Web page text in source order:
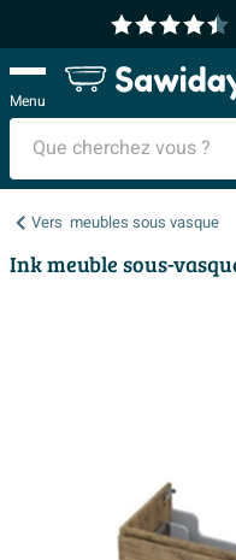
Menu
Vers meubles sous vasque